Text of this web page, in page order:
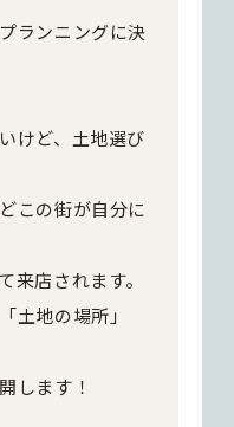
ランニングに決
けど、土地選び
この街が自分に
来店されます。
土地の場所」
します！